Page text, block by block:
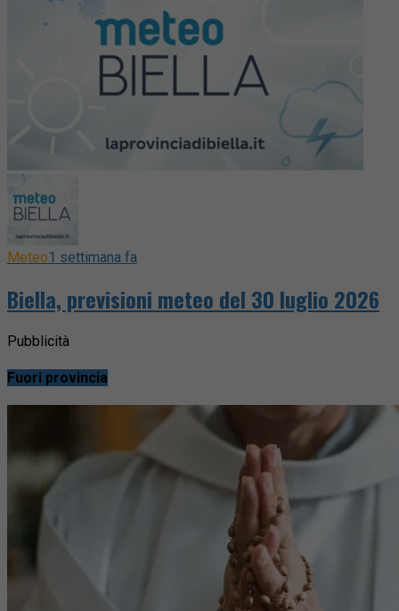
Meteo1 settimana fa
Biella, previsioni meteo del 30 luglio 2026
Pubblicità
Fuori provincia